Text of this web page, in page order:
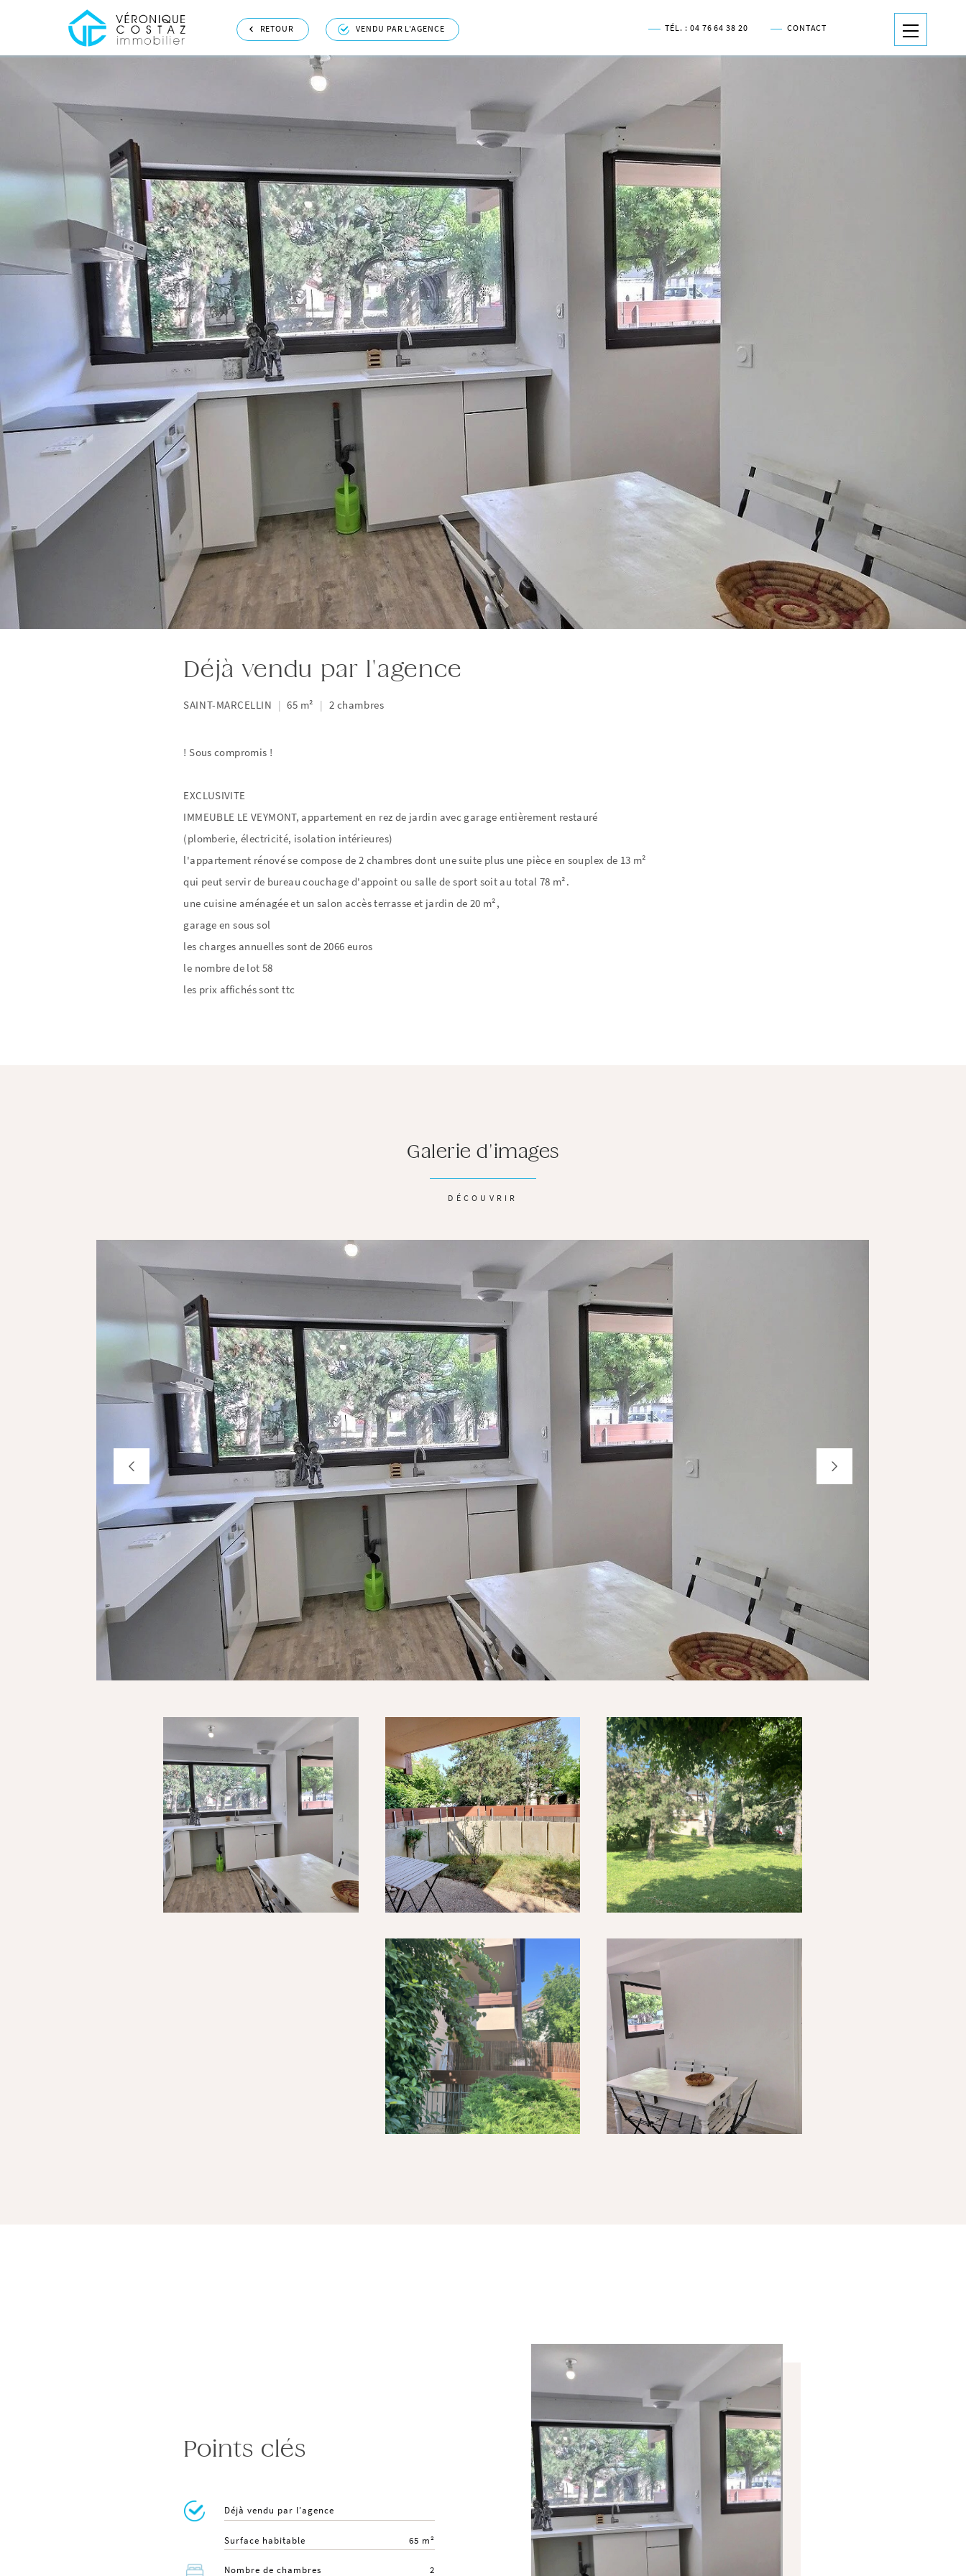
RETOUR VENDU PAR L'AGENCE TÉL. : 04 76 64 38 20 CONTACT
Déjà vendu par l'agence
SAINT-MARCELLIN | 65 m² | 2 chambres
! Sous compromis !
EXCLUSIVITE
IMMEUBLE LE VEYMONT, appartement en rez de jardin avec garage entièrement restauré
(plomberie, électricité, isolation intérieures)
l'appartement rénové se compose de 2 chambres dont une suite plus une pièce en souplex de 13 m²
qui peut servir de bureau couchage d'appoint ou salle de sport soit au total 78 m².
une cuisine aménagée et un salon accès terrasse et jardin de 20 m²,
garage en sous sol
les charges annuelles sont de 2066 euros
le nombre de lot 58
les prix affichés sont ttc
Galerie d'images
DÉCOUVRIR
Points clés
Déjà vendu par l'agence
Surface habitable 65 m²
Nombre de chambres 2